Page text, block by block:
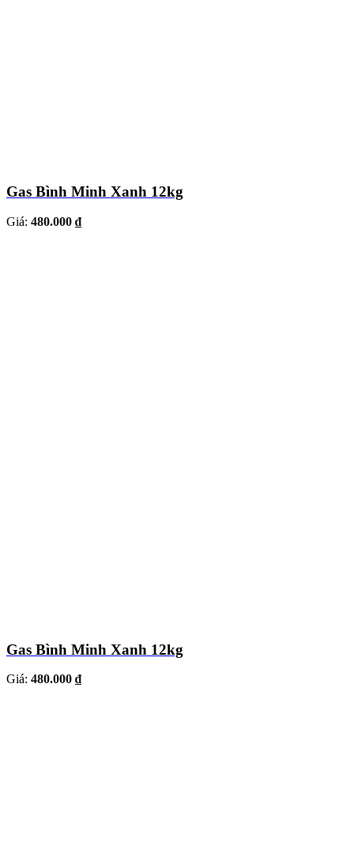
Gas Bình Minh Xanh 12kg
Giá: 480.000 ₫
Gas Bình Minh Xanh 12kg
Giá: 480.000 ₫